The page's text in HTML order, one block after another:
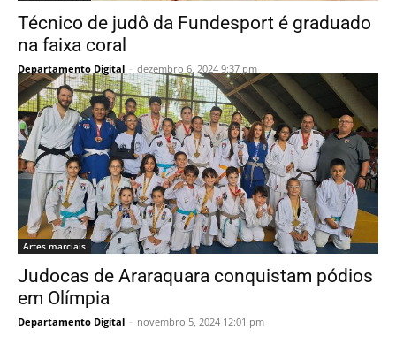
Técnico de judô da Fundesport é graduado
na faixa coral
Departamento Digital - dezembro 6, 2024 9:37 pm
Artes marciais
Judocas de Araraquara conquistam pódios
em Olímpia
Departamento Digital - novembro 5, 2024 12:01 pm